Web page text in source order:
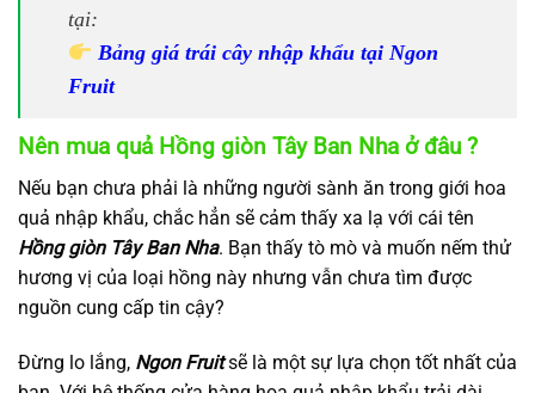
tại:
Bảng giá trái cây nhập khẩu tại Ngon
Fruit
Nên mua quả Hồng giòn Tây Ban Nha ở đâu ?
Nếu bạn chưa phải là những người sành ăn trong giới hoa
quả nhập khẩu, chắc hẳn sẽ cảm thấy xa lạ với cái tên
Hồng giòn Tây Ban Nha. Bạn thấy tò mò và muốn nếm thử
hương vị của loại hồng này nhưng vẫn chưa tìm được
nguồn cung cấp tin cậy?
Đừng lo lắng, Ngon Fruitsẽ là một sự lựa chọn tốt nhất của